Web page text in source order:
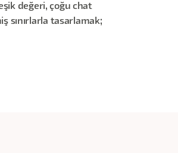
değeri, çoğu chat
sınırlarla tasarlamak;